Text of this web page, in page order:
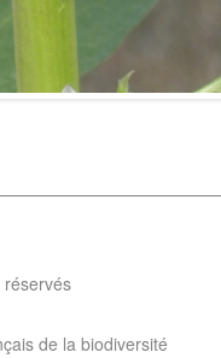
de la biodiversité